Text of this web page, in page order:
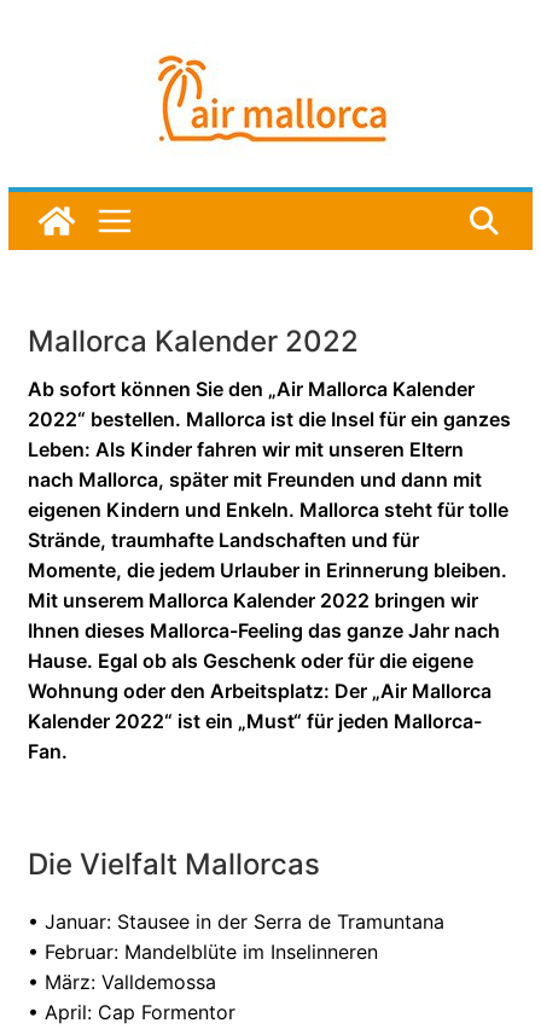
Mallorca Kalender 2022
Ab sofort können Sie den „Air Mallorca Kalender
2022“ bestellen. Mallorca ist die Insel für ein ganzes
Leben: Als Kinder fahren wir mit unseren Eltern
nach Mallorca, später mit Freunden und dann mit
eigenen Kindern und Enkeln. Mallorca steht für tolle
Strände, traumhafte Landschaften und für
Momente, die jedem Urlauber in Erinnerung bleiben.
Mit unserem Mallorca Kalender 2022 bringen wir
Ihnen dieses Mallorca-Feeling das ganze Jahr nach
Hause. Egal ob als Geschenk oder für die eigene
Wohnung oder den Arbeitsplatz: Der „Air Mallorca
Kalender 2022“ ist ein „Must“ für jeden Mallorca-
Fan.
Die Vielfalt Mallorcas
• Januar: Stausee in der Serra de Tramuntana
• Februar: Mandelblüte im Inselinneren
• März: Valldemossa
• April: Cap Formentor